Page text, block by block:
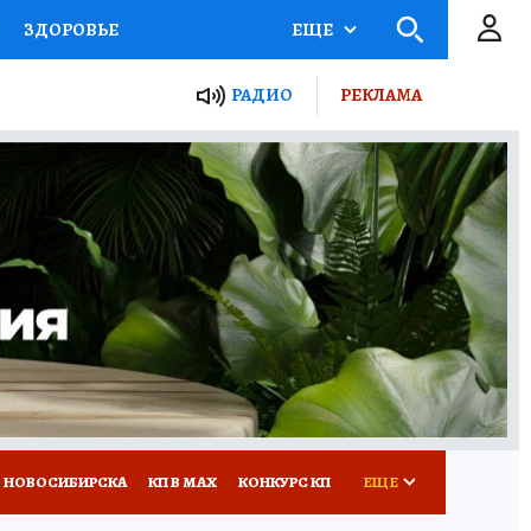
ЗДОРОВЬЕ
Я ЗНАЮ СЕМЬЯ
СЕРИАЛЫ
ВСЕ О КП РАДИО КП
ЕЩЕ
РАДИО РЕКЛАМА
КП В МАХ КОНКУРС КП ЕЩЕ